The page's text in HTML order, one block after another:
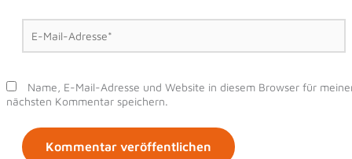
Mail-
Adresse*
Name, E-Mail-Adresse und Website in diesem Browser für
nächsten Kommentar speichern.